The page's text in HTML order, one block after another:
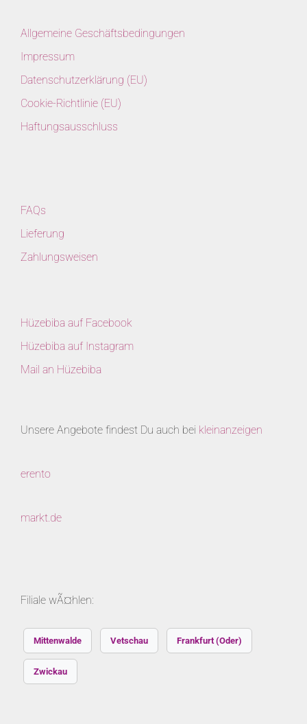
Allgemeine Geschäftsbedingungen
Impressum
Datenschutzerklärung (EU)
Cookie-Richtlinie (EU)
Haftungsausschluss
FAQs
Lieferung
Zahlungsweisen
Hüzebiba auf Facebook
Hüzebiba auf Instagram
Mail an Hüzebiba
Unsere Angebote findest Du auch bei kleinanzeigen
erento
markt.de
Filiale wÃ¤hlen:
Mittenwalde Vetschau Frankfurt (Oder)
Zwickau